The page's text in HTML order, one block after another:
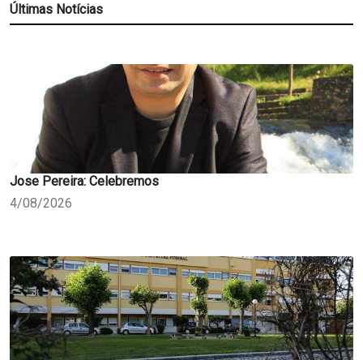
Últimas Notícias
Jose Pereira: Celebremos
4/08/2026